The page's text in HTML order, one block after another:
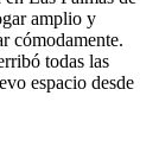
amplio y
cómodamente.
todas las
espacio desde